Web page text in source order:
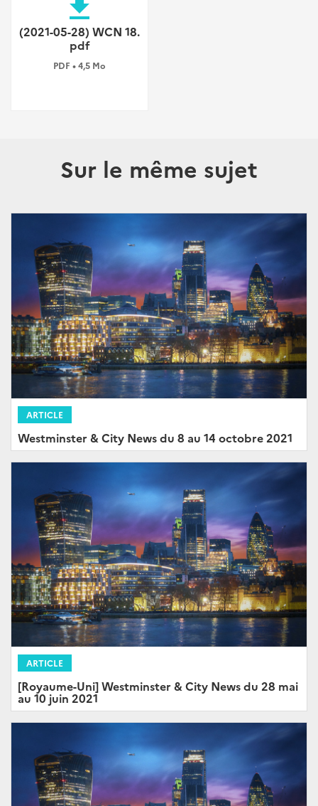
file_download
(2021-05-28) WCN 18.
pdf
PDF • 4,5 Mo
Sur le même sujet
ARTICLE
Westminster & City News du 8 au 14 octobre 2021
ARTICLE
[Royaume-Uni] Westminster & City News du 28 mai
au 10 juin 2021